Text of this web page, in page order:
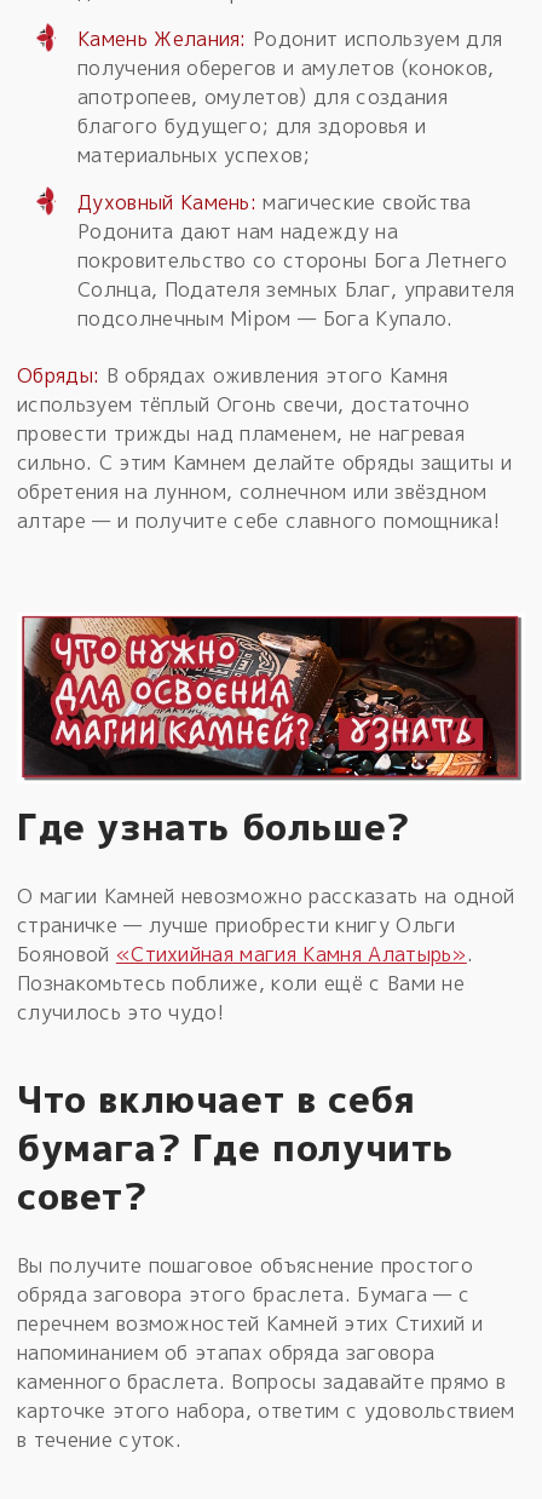
Камень Желания: Родонит используем для
получения оберегов и амулетов (коноков,
апотропеев, омулетов) для создания
благого будущего; для здоровья и
материальных успехов;
Духовный Камень: магические свойства
Родонита дают нам надежду на
покровительство со стороны Бога Летнего
Солнца, Подателя земных Благ, управителя
подсолнечным Мiром — Бога Купало.
Обряды: В обрядах оживления этого Камня
используем тёплый Огонь свечи, достаточно
провести трижды над пламенем, не нагревая
сильно. С этим Камнем делайте обряды защиты и
обретения на лунном, солнечном или звёздном
алтаре — и получите себе славного помощника!
Где узнать больше?
О магии Камней невозможно рассказать на одной
страничке — лучше приобрести книгу Ольги
Бояновой «Стихийная магия Камня Алатырь».
Познакомьтесь поближе, коли ещё с Вами не
случилось это чудо!
Что включает в себя
бумага? Где получить
совет?
Вы получите пошаговое объяснение простого
обряда заговора этого браслета. Бумага — с
перечнем возможностей Камней этих Стихий и
напоминанием об этапах обряда заговора
каменного браслета. Вопросы задавайте прямо в
карточке этого набора, ответим с удовольствием
в течение суток.